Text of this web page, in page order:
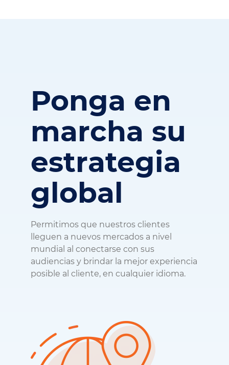
Ponga en
marcha su
estrategia
global
Permitimos que nuestros clientes
lleguen a nuevos mercados a nivel
mundial al conectarse con sus
audiencias y brindar la mejor experiencia
posible al cliente, en cualquier idioma.